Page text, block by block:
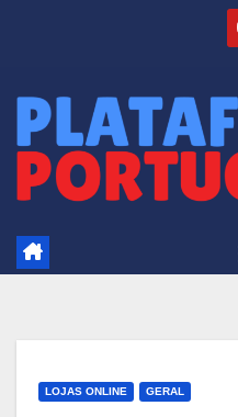
LOJAS ONLINE GERAL